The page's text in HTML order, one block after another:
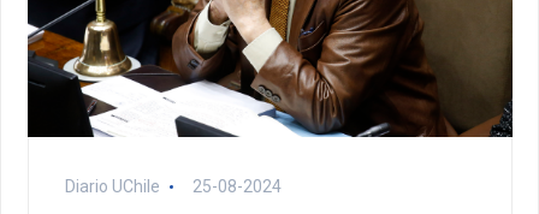
Diario UChile 25-08-2024